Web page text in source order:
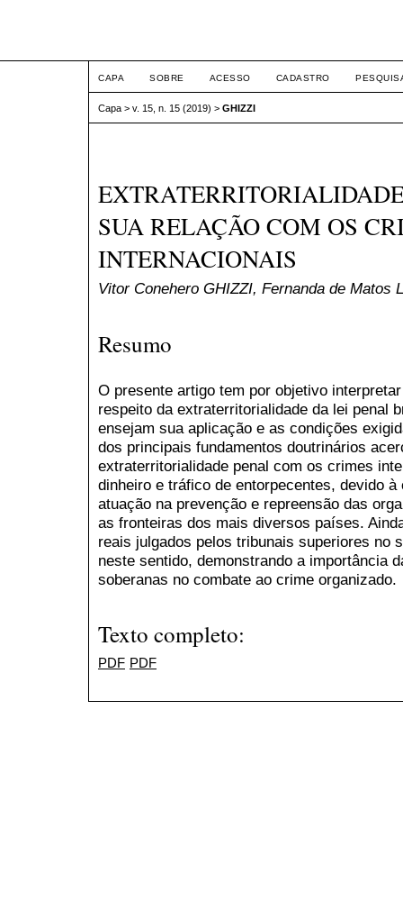
CAPA SOBRE ACESSO CADASTRO
Capa > v. 15, n. 15 (2019) > GHIZZI
SUA RELAÇÃO COM OS
INTERNACIONAIS
Vitor Conehero GHIZZI, Fernanda de Matos
Resumo
O presente artigo tem por objetivo
respeito da extraterritorialidade da lei penal
ensejam sua aplicação e as condições
dos principais fundamentos doutrinários
extraterritorialidade penal com os crimes
dinheiro e tráfico de entorpecentes, devido
atuação na prevenção e repreensão das
as fronteiras dos mais diversos países.
reais julgados pelos tribunais superiores no
neste sentido, demonstrando a importância
soberanas no combate ao crime organizado.
Texto completo:
PDF PDF